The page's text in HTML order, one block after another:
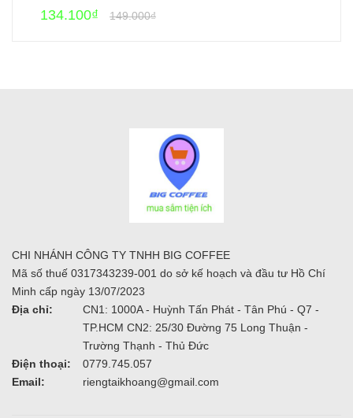
134.100₫ 149.000₫
CHI NHÁNH CÔNG TY TNHH BIG COFFEE
Mã số thuế 0317343239-001 do sở kế hoạch và đầu tư Hồ Chí
Minh cấp ngày 13/07/2023
Địa chỉ:
CN1: 1000A - Huỳnh Tấn Phát - Tân Phú - Q7 -
TP.HCM CN2: 25/30 Đường 75 Long Thuận -
Trường Thạnh - Thủ Đức
Điện thoại:
0779.745.057
Email:
riengtaikhoang@gmail.com